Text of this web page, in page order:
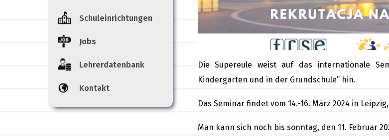
Schuleinrichtungen
Jobs
Lehrerdatenbank
Kontakt
Die Supereule weist auf das internationale
Kindergarten und in der Grundschule” hin.
Das Seminar findet vom 14.-16. März 2024 in
Man kann sich noch bis sonntag, den 11. Februar